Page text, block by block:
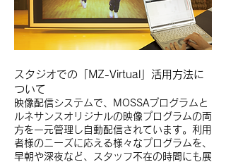
スタジオでの「MZ-Virtual」活用方法に
ついて
映像配信システムで、MOSSAプログラムと
ルネサンスオリジナルの映像プログラムの両
方を一元管理し自動配信されています。利用
者様のニーズに応える様々なプログラムを、
早朝や深夜など、スタッフ不在の時間にも展